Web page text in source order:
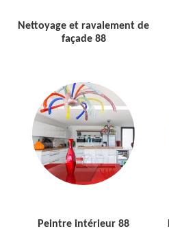
Nettoyage et ravalement de
façade 88
Peintre intérieur 88